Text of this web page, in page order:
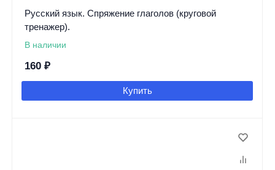
Русский язык. Спряжение глаголов (круговой
тренажер).
В наличии
160 ₽
Купить